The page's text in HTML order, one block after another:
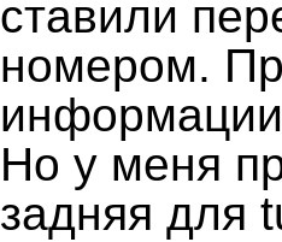
ставили
номером.
Но у меня
задняя для